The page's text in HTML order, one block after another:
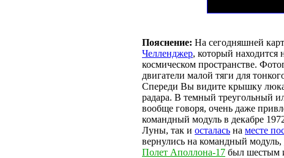
Пояснение: На сегодняшней
Челленджер, который находится
космическом пространстве.
двигатели малой тяги для
Спереди Вы видите крышку
радара. В темный треугольный
вообще говоря, очень даже
командный модуль в декабре
Луны, так и осталась на месте
вернулись на командный модуль,
Полет Аполлона-17 был шестым